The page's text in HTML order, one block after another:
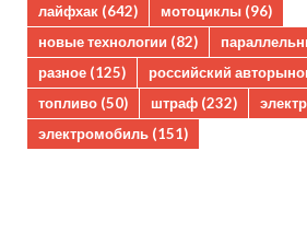
лайфхак (642) мотоциклы (96)
новые технологии (82)
разное (125) российский
топливо (50) штраф (232)
электромобиль (151)